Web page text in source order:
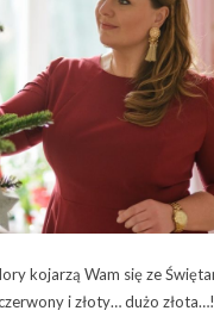
kojarzą Wam się ze
i złoty… dużo